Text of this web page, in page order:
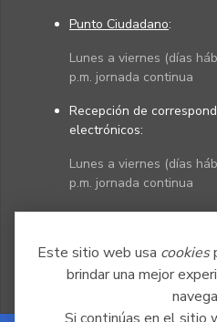
Este sitio web usa cookies
brindar una mejor
Punto Ciudadano:
Lunes a viernes (días
p.m. jornada continua
Recepción de
electrónicos:
Lunes a viernes (días
p.m. jornada continua